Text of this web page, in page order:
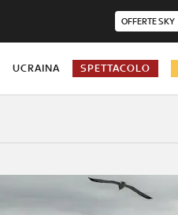
OFFERTE SKY
UCRAINA SPETTACOLO